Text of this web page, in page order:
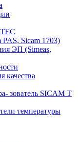
Sicam 1703)
ЭП (Simeas,
качества
зователь SICAM T
температуры